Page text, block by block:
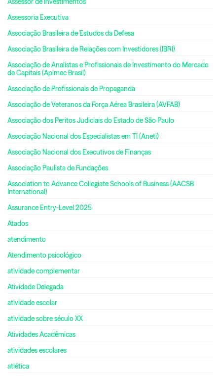
Assessoria Executiva
Associação Brasileira de Estudos da Defesa
Associação Brasileira de Relações com Investidores (IBRI)
Associação de Analistas e Profissionais de Investimento do Mercado
de Capitais (Apimec Brasil)
Associação de Profissionais de Propaganda
Associação de Veteranos da Força Aérea Brasileira (AVFAB)
Associação dos Peritos Judiciais do Estado de São Paulo
Associação Nacional dos Especialistas em TI (Aneti)
Associação Nacional dos Executivos de Finanças
Associação Paulista de Fundações
Association to Advance Collegiate Schools of Business (AACSB
International)
Assurance Entry-Level 2025
Atados
atendimento
Atendimento psicológico
atividade complementar
Atividade Delegada
atividade escolar
atividade sobre século XX
Atividades Acadêmicas
atividades escolares
atlética